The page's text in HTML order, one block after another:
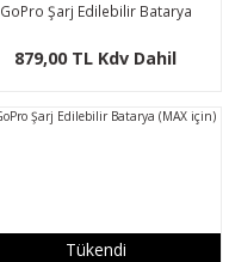
GoPro Şarj Edilebilir Batarya
879,00 TL Kdv Dahil
Tükendi